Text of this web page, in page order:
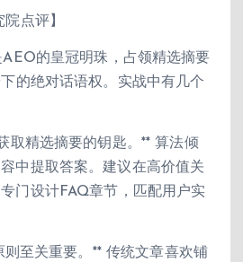
点评】
的皇冠明珠，占领精选摘要
的绝对话语权。实战中有几个
取精选摘要的钥匙。** 算法倾
中提取答案。建议在高价值关
门设计FAQ章节，匹配用户实
则至关重要。** 传统文章喜欢铺